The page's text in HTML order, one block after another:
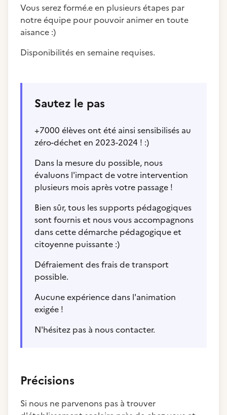
Vous serez formé.e en plusieurs étapes par
notre équipe pour pouvoir animer en toute
aisance :)
Disponibilités en semaine requises.
Sautez le pas
+7000 élèves ont été ainsi sensibilisés au
zéro-déchet en 2023-2024 ! :)
Dans la mesure du possible, nous
évaluons l'impact de votre intervention
plusieurs mois après votre passage !
Bien sûr, tous les supports pédagogiques
sont fournis et nous vous accompagnons
dans cette démarche pédagogique et
citoyenne puissante :)
Défraiement des frais de transport
possible.
Aucune expérience dans l'animation
exigée !
N'hésitez pas à nous contacter.
Précisions
Si nous ne parvenons pas à trouver